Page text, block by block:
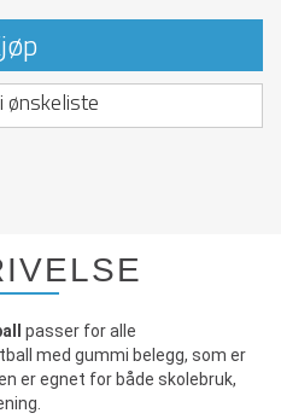
ønskeliste
passer for alle
med gummi belegg, som er
er egnet for både skolebruk,